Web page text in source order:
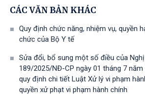
CÁC VĂN BẢN KHÁC
Quy định chức năng, nhiệm vụ, quyền
chức của Bộ Y tế
Sửa đổi, bổ sung một số điều của
189/2025/NĐ-CР ngày 01 tháng 7 năm
quy định chi tiết Luật Xử lý vi phạm
quyền xử phạt vi phạm hành chính